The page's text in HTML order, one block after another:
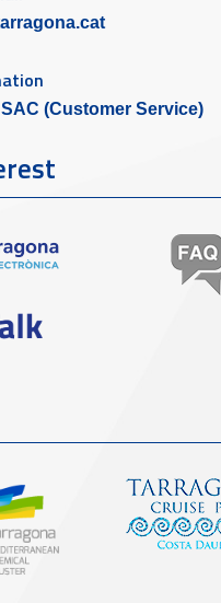
(Customer Service)